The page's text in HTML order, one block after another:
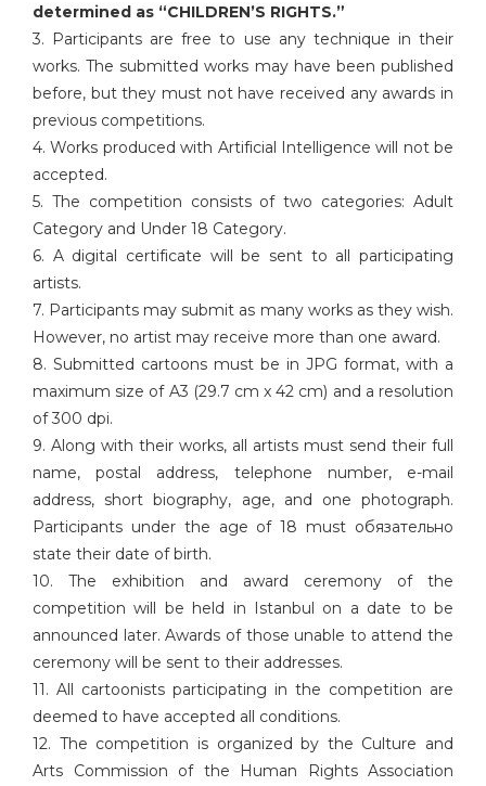
determined as “CHILDREN’S RIGHTS.”
3. Participants are free to use any technique in their
works. The submitted works may have been published
before, but they must not have received any awards in
previous competitions.
4. Works produced with Artificial Intelligence will not be
accepted.
5. The competition consists of two categories: Adult
Category and Under 18 Category.
6. A digital certificate will be sent to all participating
artists.
7. Participants may submit as many works as they wish.
However, no artist may receive more than one award.
8. Submitted cartoons must be in JPG format, with a
maximum size of A3 (29.7 cm x 42 cm) and a resolution
of 300 dpi.
9. Along with their works, all artists must send their full
name, postal address, telephone number, e-mail
address, short biography, age, and one photograph.
Participants under the age of 18 must обязательно
state their date of birth.
10. The exhibition and award ceremony of the
competition will be held in Istanbul on a date to be
announced later. Awards of those unable to attend the
ceremony will be sent to their addresses.
11. All cartoonists participating in the competition are
deemed to have accepted all conditions.
12. The competition is organized by the Culture and
Arts Commission of the Human Rights Association